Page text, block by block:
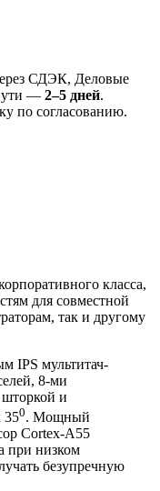
СДЭК, Деловые
— 2–5 дней.
по согласованию.
класса,
для совместной
так и другому
IPS мультитач-
8-ми
и
350. Мощный
Cortex-A55
при низком
безупречную